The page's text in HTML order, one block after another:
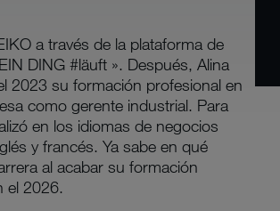
a través de la plataforma de
DING #läuft ». Después, Alina
2023 su formación profesional en
como gerente industrial. Para
en los idiomas de negocios
y francés. Ya sabe en qué
al acabar su formación
el 2026.